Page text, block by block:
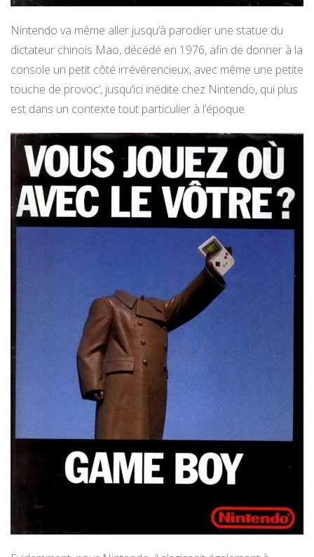
Nintendo va même aller jusqu’à parodier une statue du
dictateur chinois Mao, décédé en 1976, afin de donner à la
console un petit côté irrévérencieux, avec même une petite
touche de provoc’, jusqu’ici inédite chez Nintendo, qui plus
est dans un contexte tout particulier à l’époque.